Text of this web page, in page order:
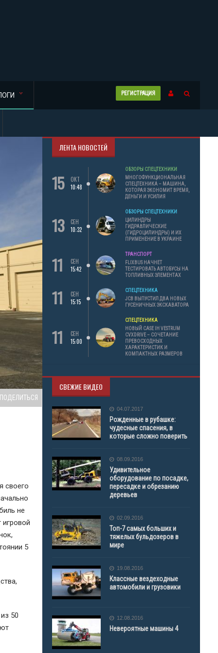
РЕГИСТРАЦИЯ
своего
не
5
50
ЛЕНТА НОВОСТЕЙ
15
ОКТ
10:48
ОБЗОРЫ СПЕЦТЕХНИКИ
МНОГОФУНКЦИОНАЛЬНАЯ
СПЕЦТЕХНИКА – МАШИНА,
КОТОРАЯ ЭКОНОМИТ ВРЕМЯ,
ДЕНЬГИ И УСИЛИЯ
13
СЕН
10:32
ОБЗОРЫ СПЕЦТЕХНИКИ
ЦИЛИНДРЫ
ГИДРАВЛИЧЕСКИЕ
(ГИДРОЦИЛИНДРЫ) И ИХ
ПРИМЕНЕНИЕ В УКРАИНЕ
11
СЕН
15:42
ТРАНСПОРТ
FLIXBUS НАЧНЕТ
ТЕСТИРОВАТЬ АВТОБУСЫ НА
ТОПЛИВНЫХ ЭЛЕМЕНТАХ
11
СЕН
15:15
СПЕЦТЕХНИКА
JCB ВЫПУСТИЛ ДВА НОВЫХ
ГУСЕНИЧНЫХ ЭКСКАВАТОРА
11
СЕН
15:00
СПЕЦТЕХНИКА
НОВЫЙ CASE IH VESTRUM
CVXDRIVE – СОЧЕТАНИЕ
ПРЕВОСХОДНЫХ
ХАРАКТЕРИСТИК И
КОМПАКТНЫХ РАЗМЕРОВ
СВЕЖИЕ ВИДЕО
04.07.2017
Рожденные в рубашке:
чудесные спасения, в
которые сложно поверить
08.09.2016
Удивительное
оборудование по посадке,
пересадке и обрезанию
деревьев
02.09.2016
Топ-7 самых больших и
тяжелых бульдозеров в
мире
19.08.2016
Классные вездеходные
автомобили и грузовики
12.08.2016
Невероятные машины 4